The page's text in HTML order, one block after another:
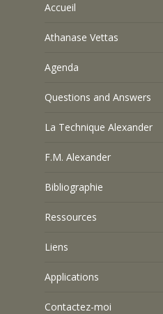
Accueil
Athanase Vettas
Agenda
Questions and Answers
La Technique Alexander
F.M. Alexander
Bibliographie
Ressources
Liens
Applications
Contactez-moi